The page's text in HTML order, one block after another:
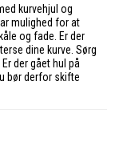
kurvehjul og
mulighed for at
og fade. Er der
dine kurve. Sørg
der gået hul på
bør derfor skifte